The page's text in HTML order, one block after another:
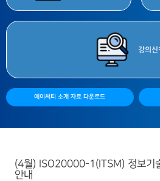
강의 신
에이써티 소개 자료 다운로드
(4월) ISO20000-1(ITSM) 정보기
안내